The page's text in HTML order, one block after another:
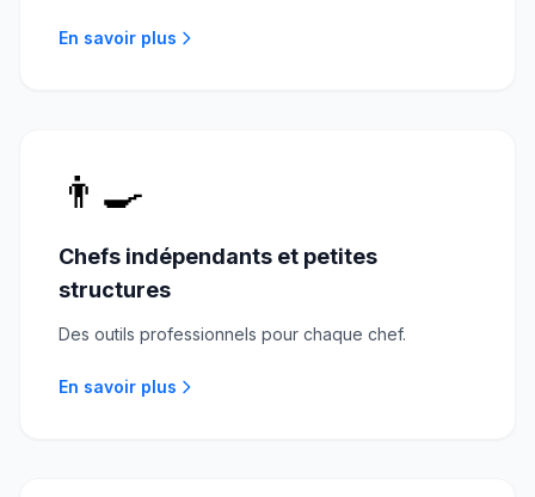
En savoir plus
👨‍🍳
Chefs indépendants et petites
structures
Des outils professionnels pour chaque chef.
En savoir plus